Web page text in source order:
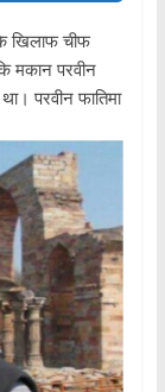
खिलाफ चीफ
मकान परवीन
परवीन फातिमा